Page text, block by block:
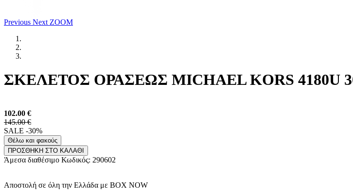
Previous Next ZOOM
ΣΚΕΛΕΤΟΣ ΟΡΑΣΕΩΣ MICHAEL KORS 4180U
102.00 €
145.00 €
SALE -30%
Θέλω και φακούς
ΠΡΟΣΘΗΚΗ ΣΤΟ ΚΑΛΑΘΙ
Άμεσα διαθέσιμο Κωδικός: 290602
Αποστολή σε όλη την Ελλάδα με BOX NOW